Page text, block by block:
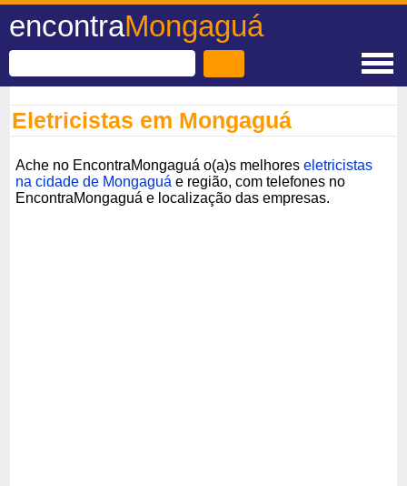
encontraMongaguá
Eletricistas em Mongaguá
Ache no EncontraMongaguá o(a)s melhoreseletricistas
na cidade de Mongaguá e região, com telefones no
EncontraMongaguá e localização das empresas.